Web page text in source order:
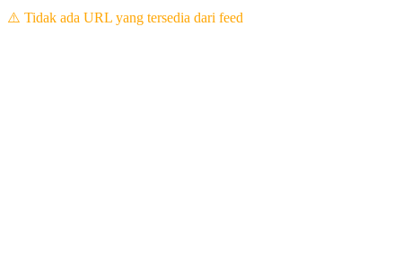
⚠️ Tidak ada URL yang tersedia dari feed